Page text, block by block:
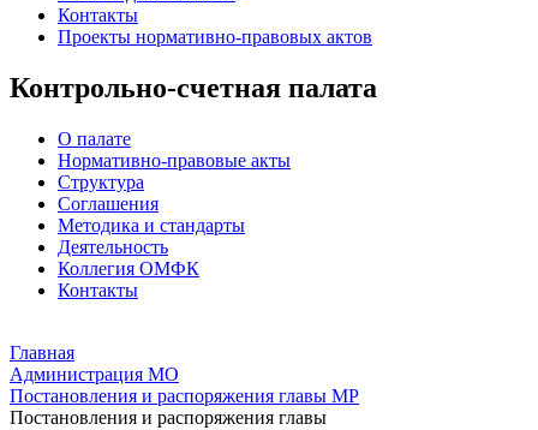
Контакты
Проекты нормативно-правовых актов
Контрольно-счетная палата
О палате
Нормативно-правовые акты
Структура
Соглашения
Методика и стандарты
Деятельность
Коллегия ОМФК
Контакты
Главная
Администрация МО
Постановления и распоряжения главы МР
Постановления и распоряжения главы